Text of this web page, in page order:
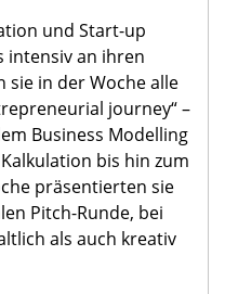
und Start-up
intensiv an ihren
sie in der Woche alle
journey“ –
Business Modelling
bis hin zum
präsentierten sie
Pitch-Runde, bei
als auch kreativ